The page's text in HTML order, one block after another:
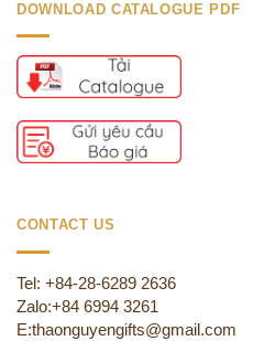
DOWNLOAD CATALOGUE PDF
CONTACT US
Tel: +84-28-6289 2636
Zalo:+84 6994 3261
E:thaonguyengifts@gmail.com